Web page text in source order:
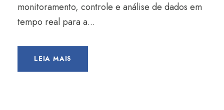
monitoramento, controle e análise de dados em
tempo real para a...
LEIA MAIS